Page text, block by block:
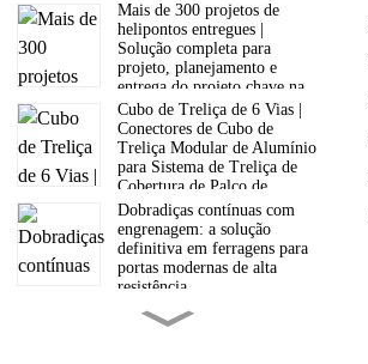
Mais de 300 projetos de
helipontos entregues |
Solução completa para
projeto, planejamento e
entrega do projeto chave na
mão
Cubo de Treliça de 6 Vias |
Conectores de Cubo de
Treliça Modular de Alumínio
para Sistema de Treliça de
Cobertura de Palco de
Shows, Casamentos e
Exposições
Dobradiças contínuas com
engrenagem: a solução
definitiva em ferragens para
portas modernas de alta
resistência.
Entendendo o Processo de